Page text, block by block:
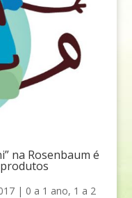
na Rosenbaum é
| 0 a 1 ano, 1 a 2